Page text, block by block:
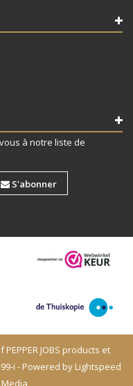
à notre liste de
S'abonner
JOBS products et
i - Powered by Lightspeed
Media